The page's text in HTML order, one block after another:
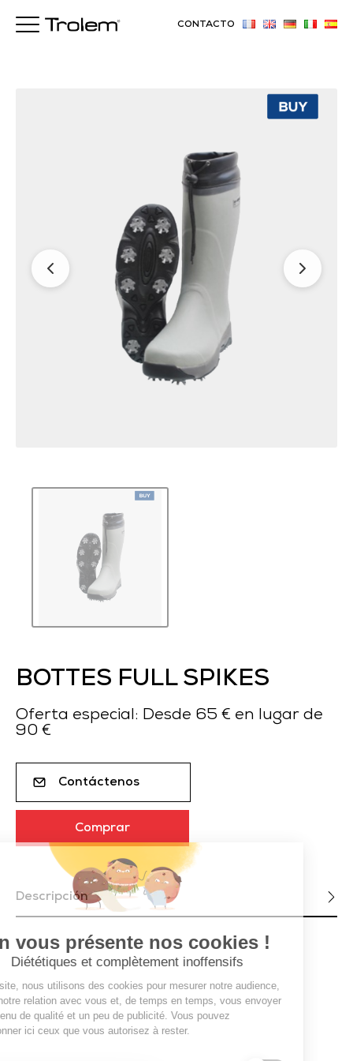
CONTACTO
BOTTES FULL SPIKES
Oferta especial: Desde 65 € en lugar de
90 €
Contáctenos
Comprar
Descripción